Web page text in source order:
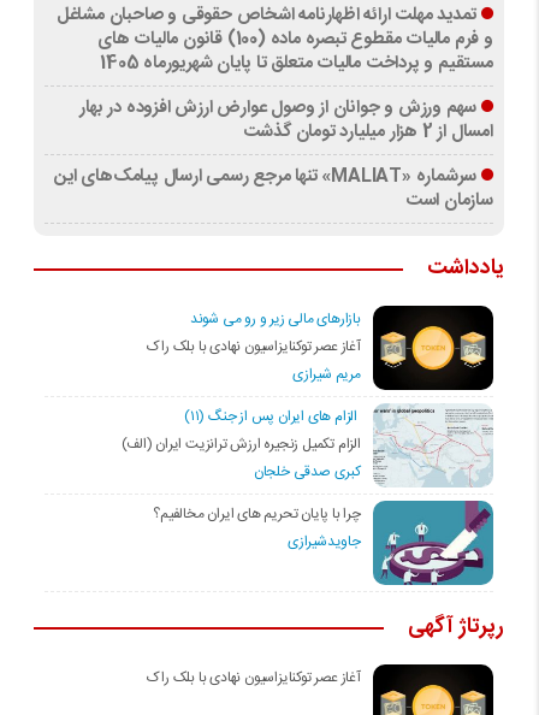
تمدید مهلت ارائه اظهارنامه اشخاص حقوقی و صاحبان مشاغل
و فرم مالیات مقطوع تبصره ماده (100) قانون مالیات های
مستقیم و پرداخت مالیات متعلق تا پایان شهریورماه 1405
سهم ورزش و جوانان از وصول عوارض ارزش افزوده در بهار
امسال از 2 هزار میلیارد تومان گذشت
سرشماره «MALIAT» تنها مرجع رسمی ارسال پیامک‌های این
سازمان است
یادداشت
بازارهای مالی زیر و رو می شوند
آغاز عصر توکنایزاسیون نهادی با بلک راک
مریم شیرازی
الزام های ایران پس از جنگ (۱۱)
الزام تکمیل زنجیره ارزش ترانزیت ایران (الف)
کبری صدقی خلجان
چرا با پایان تحریم های ایران مخالفیم؟
جاویدشیرازی
رپرتاژ آگهی
آغاز عصر توکنایزاسیون نهادی با بلک راک